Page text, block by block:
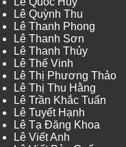
Lê Quỳnh Thu
Lê Thanh Phong
Lê Thanh Sơn
Lê Thanh Thủy
Lê Thế Vinh
Lê Thị Phương Thảo
Lê Thị Thu Hằng
Lê Trần Khắc Tuấn
Lê Tuyết Hạnh
Lê Tạ Đăng Khoa
Lê Viết Anh